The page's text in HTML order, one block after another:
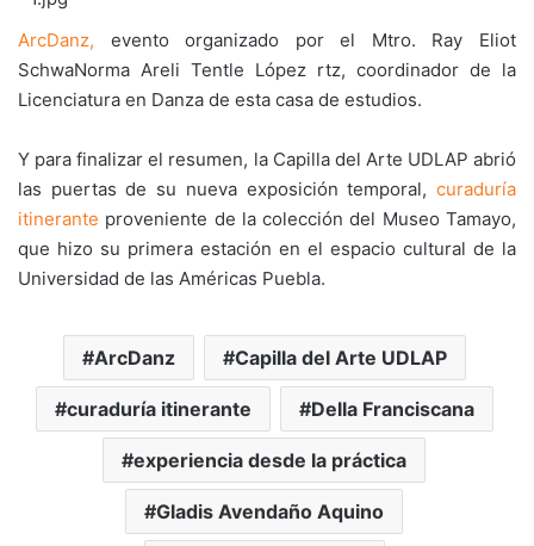
ArcDanz, evento organizado por el Mtro. Ray Eliot
SchwaNorma Areli Tentle López rtz, coordinador de la
Licenciatura en Danza de esta casa de estudios.
Y para finalizar el resumen, la Capilla del Arte UDLAP abrió
las puertas de su nueva exposición temporal, curaduría
itinerante proveniente de la colección del Museo Tamayo,
que hizo su primera estación en el espacio cultural de la
Universidad de las Américas Puebla.
ArcDanz Capilla del Arte UDLAP
curaduría itinerante Della Franciscana
experiencia desde la práctica
Gladis Avendaño Aquino